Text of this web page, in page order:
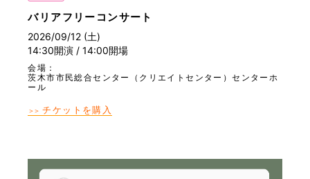
バリアフリーコンサート
2026/09/12 (土)
14:30開演 / 14:00開場
会場：
茨木市市民総合センター（クリエイトセンター）センターホ
ール
＞＞ チケットを購入